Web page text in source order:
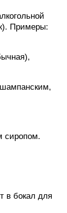
Примеры:
сиропом.
в бокал для